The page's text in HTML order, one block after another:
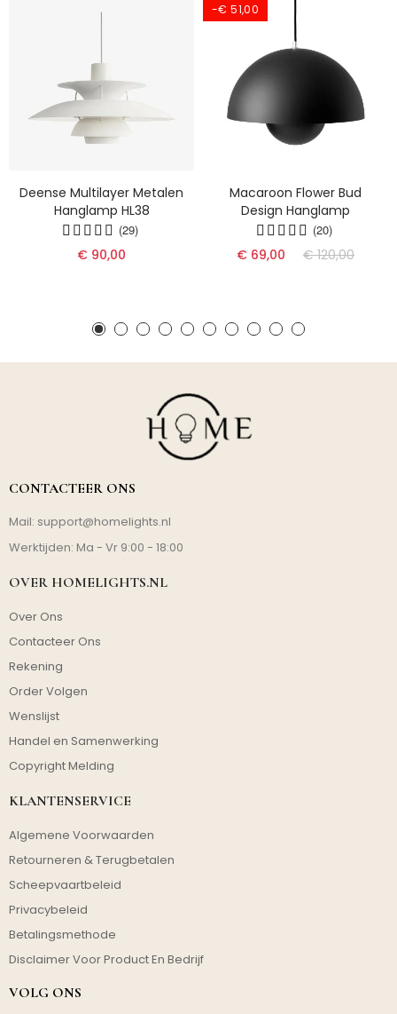
Deense Multilayer Metalen
Hanglamp HL38
(29)
€ 90,00
-€ 51,00
Macaroon Flower Bud
Design Hanglamp
(20)
€ 69,00 € 120,00
CONTACTEER ONS
Mail: support@homelights.nl
Werktijden: Ma - Vr 9:00 - 18:00
OVER HOMELIGHTS.NL
Over Ons
Contacteer Ons
Rekening
Order Volgen
Wenslijst
Handel en Samenwerking
Copyright Melding
KLANTENSERVICE
Algemene Voorwaarden
Retourneren & Terugbetalen
Scheepvaartbeleid
Privacybeleid
Betalingsmethode
Disclaimer Voor Product En Bedrijf
VOLG ONS